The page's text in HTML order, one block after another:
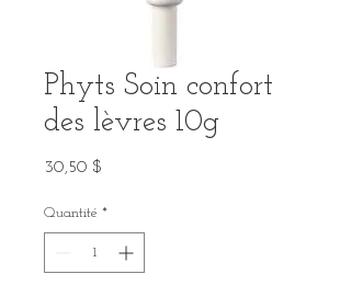
Phyts Soin confort
des lèvres 10g
30,50 $
Quantité *